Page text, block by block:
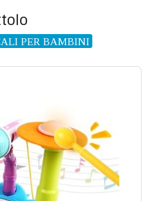
PER BAMBINI